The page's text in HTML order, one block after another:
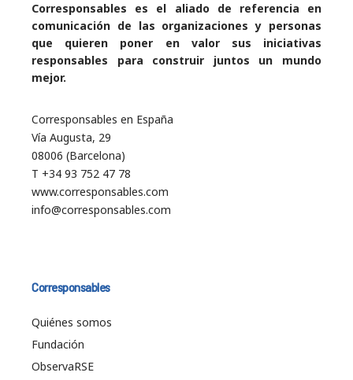
Corresponsables es el aliado de referencia en
comunicación de las organizaciones y personas
que quieren poner en valor sus iniciativas
responsables para construir juntos un mundo
mejor.
Corresponsables en España
Vía Augusta, 29
08006 (Barcelona)
T +34 93 752 47 78
www.corresponsables.com
info@corresponsables.com
Corresponsables
Quiénes somos
Fundación
ObservaRSE